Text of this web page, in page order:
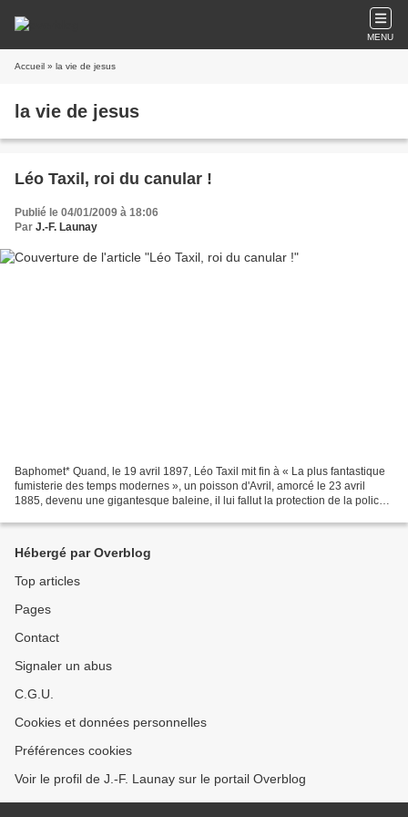
MENU
Accueil » la vie de jesus
la vie de jesus
Léo Taxil, roi du canular !
Publié le 04/01/2009 à 18:06
Par J.-F. Launay
Baphomet* Quand, le 19 avril 1897, Léo Taxil mit fin à « La plus fantastique
fumisterie des temps modernes », un poisson d'Avril, amorcé le 23 avril
1885, devenu une gigantesque baleine, il lui fallut la protection de la police
Hébergé par Overblog
Top articles
Pages
Contact
Signaler un abus
C.G.U.
Cookies et données personnelles
Préférences cookies
Voir le profil de J.-F. Launay sur le portail Overblog